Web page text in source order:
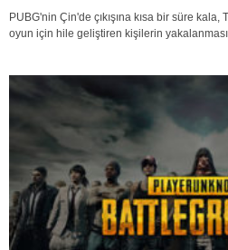
PUBG'nin Çin'de çıkışına kısa bir süre kala,
oyun için hile geliştiren kişilerin yakalanması